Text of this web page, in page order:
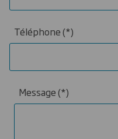
Téléphone
Message